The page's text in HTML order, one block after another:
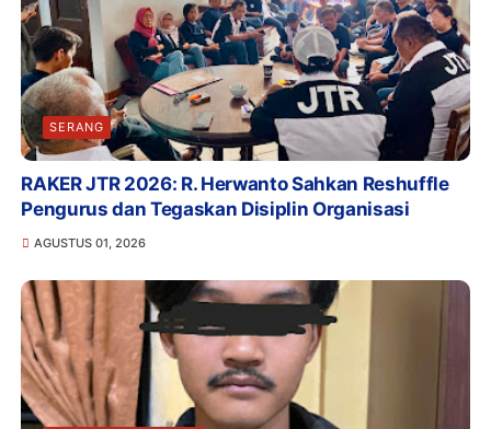
SERANG
RAKER JTR 2026: R. Herwanto Sahkan Reshuffle
Pengurus dan Tegaskan Disiplin Organisasi
AGUSTUS 01, 2026